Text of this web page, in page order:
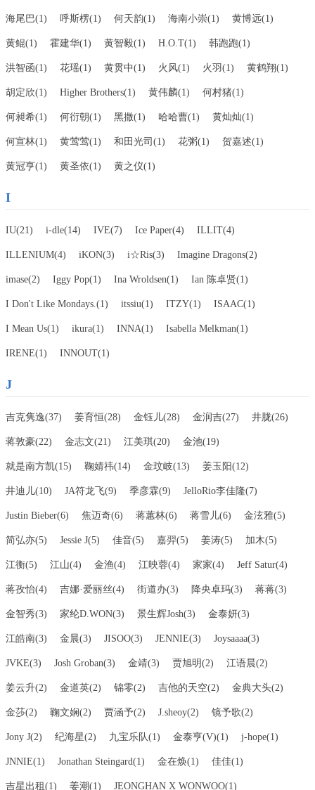
海尾巴(1) 呼斯楞‌(1) 何天韵(1) 海南小崇(1) 黄博远(1)
黄鲲(1) 霍建华(1) 黄智毅(1) H.O.T(1) 韩跑跑(1)
洪智函(1) 花瑶(1) 黄贯中(1) 火风(1) 火羽(1) 黄鹤翔(1)
胡定欣(1) Higher Brothers(1) 黄伟麟(1) 何村猪(1)
何昶希(1) 何衍朝(1) 黑撒(1) 哈哈曹(1) 黄灿灿(1)
何宣林(1) 黄莺莺(1) 和田光司(1) 花粥(1) 贺嘉述(1)
黄冠亨(1) 黄圣依(1) 黄之仪(1)
I
IU(21) i-dle(14) IVE(7) Ice Paper(4) ILLIT(4)
ILLENIUM(4) iKON(3) i☆Ris(3) Imagine Dragons(2)
imase(2) Iggy Pop(1) Ina Wroldsen(1) Ian 陈卓贤(1)
I Don't Like Mondays.(1) itssiu(1) ITZY(1) ISAAC(1)
I Mean Us(1) ikura(1) INNA(1) Isabella Melkman(1)
IRENE(1) INNOUT(1)
J
吉克隽逸(37) 姜育恒(28) 金钰儿(28) 金润吉(27) 井胧(26)
蒋敦豪(22) 金志文(21) 江美琪(20) 金池(19)
就是南方凯(15) 鞠婧祎(14) 金玟岐(13) 姜玉阳(12)
井迪儿(10) JA符龙飞(9) 季彦霖(9) JelloRio李佳隆(7)
Justin Bieber(6) 焦迈奇(6) 蒋蕙林(6) 蒋雪儿(6) 金泫雅(5)
简弘亦(5) Jessie J(5) 佳音(5) 嘉羿(5) 姜涛(5) 加木(5)
江衡(5) 江山(4) 金渔(4) 江映蓉(4) 家家(4) Jeff Satur(4)
蒋孜怡(4) 吉娜·爱丽丝(4) 街道办(3) 降央卓玛(3) 蒋蒋(3)
金智秀(3) 家纶D.WON(3) 景生辉Josh(3) 金泰妍(3)
江皓南(3) 金晨(3) JISOO(3) JENNIE(3) Joysaaaa(3)
JVKE(3) Josh Groban(3) 金靖(3) 贾旭明(2) 江语晨(2)
姜云升(2) 金道英(2) 锦零(2) 吉他的天空(2) 金典大头(2)
金莎(2) 鞠文娴(2) 贾涵予(2) J.sheoy(2) 镜予歌(2)
Jony J(2) 纪海星(2) 九宝乐队(1) 金泰亨(V)(1) j-hope(1)
JNNIE(1) Jonathan Steingard(1) 金在焕(1) 佳佳(1)
吉星出租(1) 姜潮(1) JEONGHAN X WONWOO(1)